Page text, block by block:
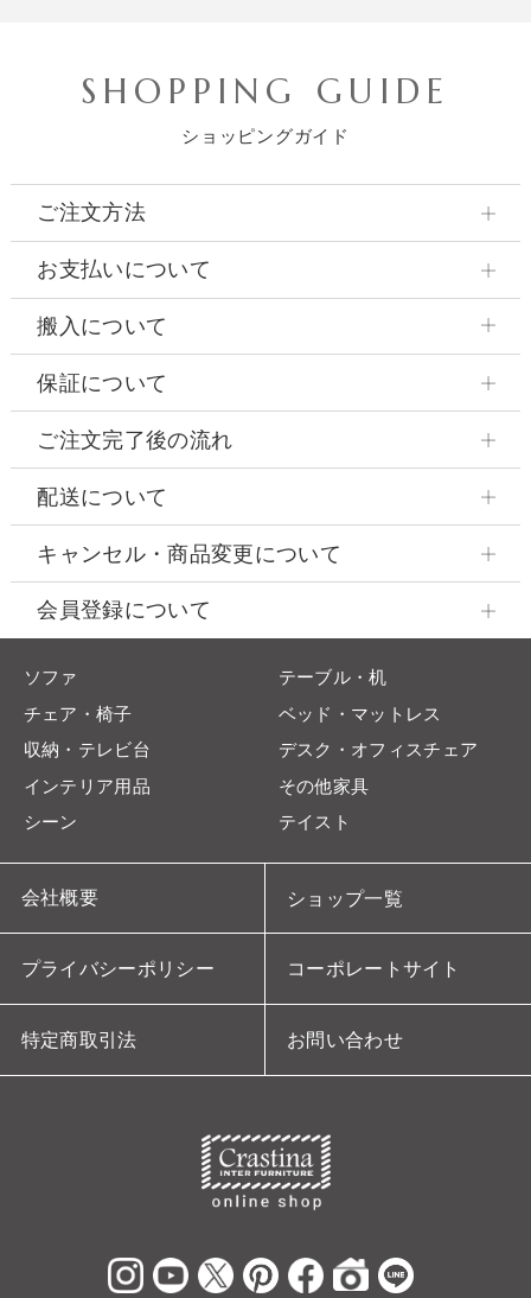
SHOPPING GUIDE
ショッピングガイド
ご注文方法
お支払いについて
搬入について
保証について
ご注文完了後の流れ
配送について
キャンセル・商品変更について
会員登録について
会社概要 ショップ一覧
プライバシーポリシー コーポレートサイト
特定商取引法 お問い合わせ
ソファ
テーブル・机
チェア・椅子
ベッド・マットレス
収納・テレビ台
デスク・オフィスチェア
インテリア用品
その他家具
シーン
テイスト